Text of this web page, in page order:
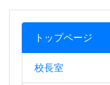
生徒指導室
教育相談室
保健室